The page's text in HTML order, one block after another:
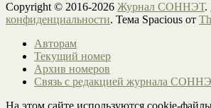
Copyright © 2016-2026 Журнал СОННЭТ.
конфиденциальности. Тема Spacious от
Авторам
Текущий номер
Архив номеров
Связь с редакцией журнала